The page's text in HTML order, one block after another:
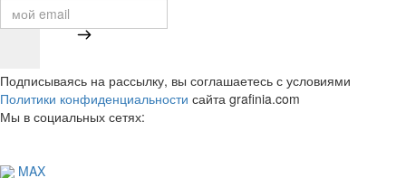
Подписываясь на рассылку, вы соглашаетесь с условиями
Политики конфиденциальности сайта grafinia.com
Мы в социальных сетях:
MAX